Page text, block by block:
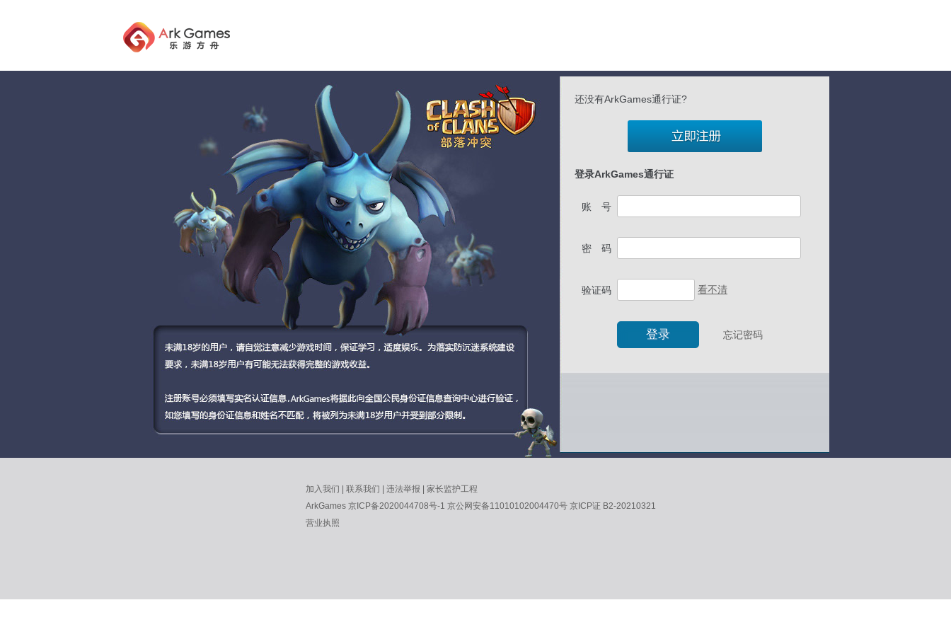
还没有ArkGames通行证?
登录ArkGames通行证
账 号
密 码
验证码 看不清
忘记密码
加入我们 联系我们 违法举报
家长监护工程
ArkGames 京ICP备2020044708号-1 京公网安备11010102004470号 京ICP证 B2-20210321
营业执照